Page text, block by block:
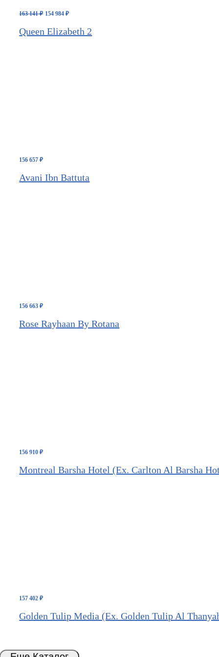
163 141₽ Первоначальная
составляла
163
154 984₽Текущая
154
984 ₽.
Queen Elizabeth 2
156 657₽
Avani Ibn Battuta
156 663₽
Rose Rayhaan By Rotana
156 910₽
Montreal Barsha Hotel (Ex. Carlton Al Barsha
157 402₽
Golden Tulip Media (Ex. Golden Tulip Al